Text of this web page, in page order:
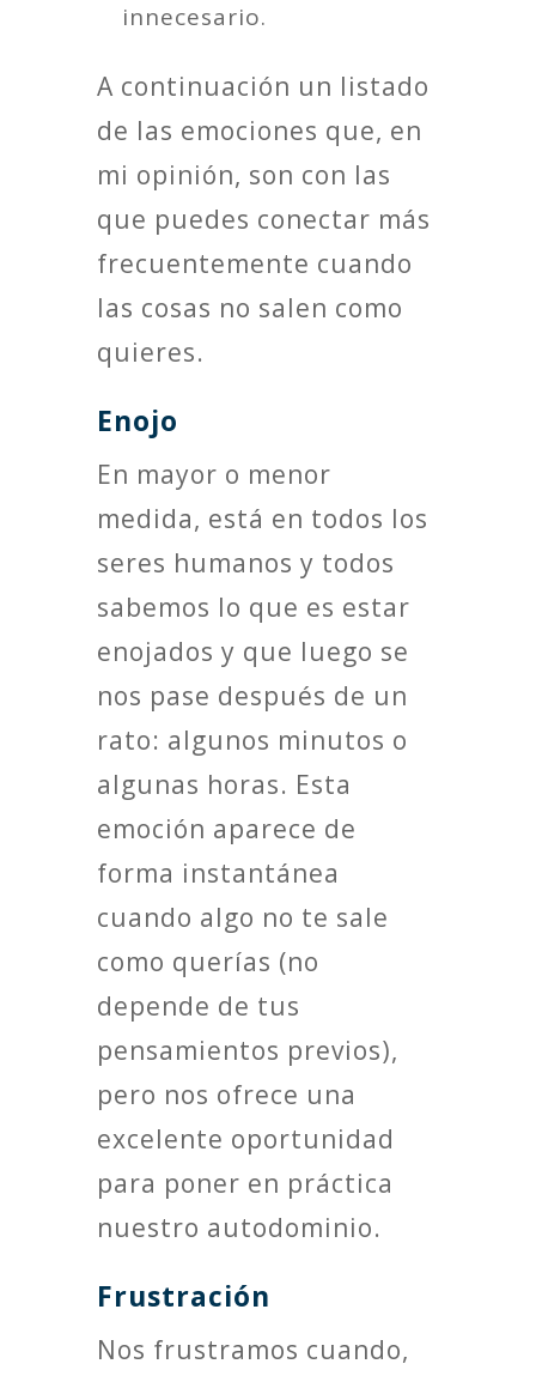
innecesario.
A continuación un listado
de las emociones que, en
mi opinión, son con las
que puedes conectar más
frecuentemente cuando
las cosas no salen como
quieres.
Enojo
En mayor o menor
medida, está en todos los
seres humanos y todos
sabemos lo que es estar
enojados y que luego se
nos pase después de un
rato: algunos minutos o
algunas horas. Esta
emoción aparece de
forma instantánea
cuando algo no te sale
como querías (no
depende de tus
pensamientos previos),
pero nos ofrece una
excelente oportunidad
para poner en práctica
nuestro autodominio.
Frustración
Nos frustramos cuando,